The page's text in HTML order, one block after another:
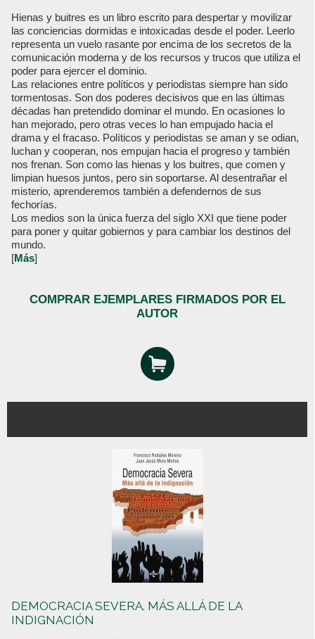
Hienas y buitres es un libro escrito para despertar y movilizar
las conciencias dormidas e intoxicadas desde el poder. Leerlo
representa un vuelo rasante por encima de los secretos de la
comunicación moderna y de los recursos y trucos que utiliza el
poder para ejercer el dominio.
Las relaciones entre políticos y periodistas siempre han sido
tormentosas. Son dos poderes decisivos que en las últimas
décadas han pretendido dominar el mundo. En ocasiones lo
han mejorado, pero otras veces lo han empujado hacia el
drama y el fracaso. Políticos y periodistas se aman y se odian,
luchan y cooperan, nos empujan hacia el progreso y también
nos frenan. Son como las hienas y los buitres, que comen y
limpian huesos juntos, pero sin soportarse. Al desentrañar el
misterio, aprenderemos también a defendernos de sus
fechorías.
Los medios son la única fuerza del siglo XXI que tiene poder
para poner y quitar gobiernos y para cambiar los destinos del
mundo.
[Más]
COMPRAR EJEMPLARES FIRMADOS POR EL
AUTOR
DEMOCRACIA SEVERA. MÁS ALLÁ DE LA
INDIGNACIÓN